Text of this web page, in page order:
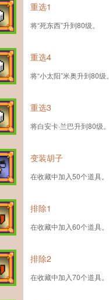
重选1
将“死东西”升到80级。
重选4
将“小太阳”米奥升到80级。
重选3
将白安卡·兰巴升到80级。
变装胡子
在收藏中加入50个道具。
排除1
在收藏中加入60个道具。
排除2
在收藏中加入70个道具。